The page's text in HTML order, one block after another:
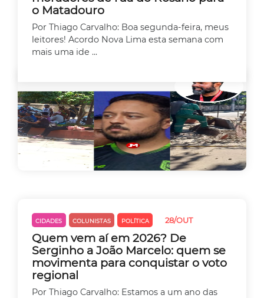
o Matadouro
Por Thiago Carvalho: Boa segunda-feira, meus
leitores! Acordo Nova Lima esta semana com
mais uma ide ...
CIDADES COLUNISTAS POLÍTICA 28/OUT
Quem vem aí em 2026? De
Serginho a João Marcelo: quem se
movimenta para conquistar o voto
regional
Por Thiago Carvalho: Estamos a um ano das